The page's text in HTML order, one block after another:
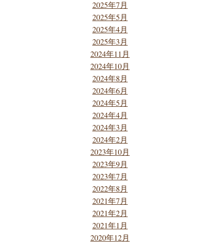
2025年7月
2025年5月
2025年4月
2025年3月
2024年11月
2024年10月
2024年8月
2024年6月
2024年5月
2024年4月
2024年3月
2024年2月
2023年10月
2023年9月
2023年7月
2022年8月
2021年7月
2021年2月
2021年1月
2020年12月